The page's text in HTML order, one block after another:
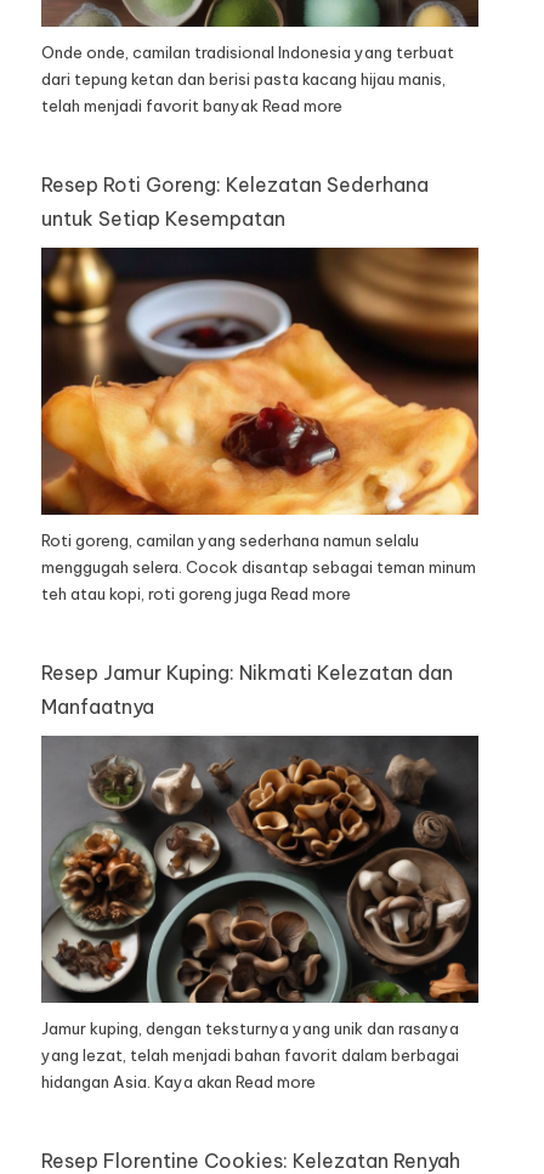
Onde onde, camilan tradisional Indonesia yang terbuat
dari tepung ketan dan berisi pasta kacang hijau manis,
telah menjadi favorit banyak Read more
Resep Roti Goreng: Kelezatan Sederhana
untuk Setiap Kesempatan
Roti goreng, camilan yang sederhana namun selalu
menggugah selera. Cocok disantap sebagai teman minum
teh atau kopi, roti goreng juga Read more
Resep Jamur Kuping: Nikmati Kelezatan dan
Manfaatnya
Jamur kuping, dengan teksturnya yang unik dan rasanya
yang lezat, telah menjadi bahan favorit dalam berbagai
hidangan Asia. Kaya akan Read more
Resep Florentine Cookies: Kelezatan Renyah